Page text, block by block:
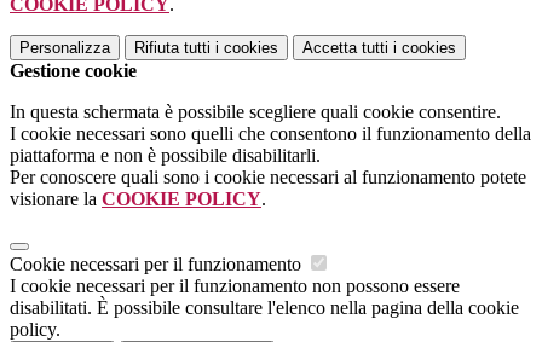
COOKIE POLICY.
Personalizza Rifiuta tutti i cookies Accetta tutti i cookies
Gestione cookie
In questa schermata è possibile scegliere quali cookie consentire.
I cookie necessari sono quelli che consentono il funzionamento della
piattaforma e non è possibile disabilitarli.
Per conoscere quali sono i cookie necessari al funzionamento potete
visionare la COOKIE POLICY.
Cookie necessari per il funzionamento
I cookie necessari per il funzionamento non possono essere
disabilitati. È possibile consultare l'elenco nella pagina della cookie
policy.